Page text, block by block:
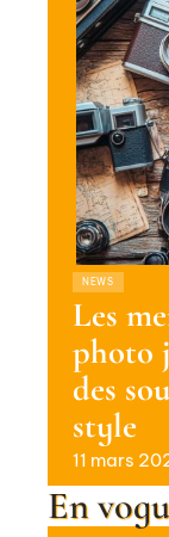
NEWS
Les
photo
des
style
11 mars
En